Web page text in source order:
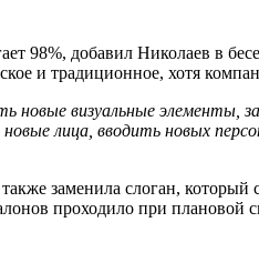
98%, добавил Николаев в
и традиционное, хотя
визуальные элементы,
лица, вводить новых
заменила слоган,
проходило при плановой